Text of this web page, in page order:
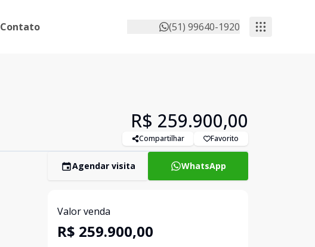
Contato (51) 99640-1920
R$ 259.900,00
Compartilhar Favorito
Agendar visita WhatsApp
Valor venda
R$ 259.900,00